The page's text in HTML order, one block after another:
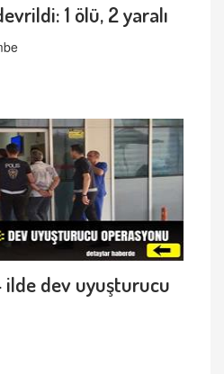
1 ölü, 2 yaralı
dev uyuşturucu